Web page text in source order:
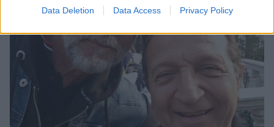
Data Deletion Data Access Privacy Policy